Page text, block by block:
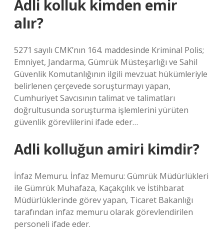
Adli kolluk kimden emir
alır?
5271 sayılı CMK’nın 164. maddesinde Kriminal Polis;
Emniyet, Jandarma, Gümrük Müsteşarlığı ve Sahil
Güvenlik Komutanlığının ilgili mevzuat hükümleriyle
belirlenen çerçevede soruşturmayı yapan,
Cumhuriyet Savcısının talimat ve talimatları
doğrultusunda soruşturma işlemlerini yürüten
güvenlik görevlilerini ifade eder…
Adli kolluğun amiri kimdir?
İnfaz Memuru. İnfaz Memuru: Gümrük Müdürlükleri
ile Gümrük Muhafaza, Kaçakçılık ve İstihbarat
Müdürlüklerinde görev yapan, Ticaret Bakanlığı
tarafından infaz memuru olarak görevlendirilen
personeli ifade eder.